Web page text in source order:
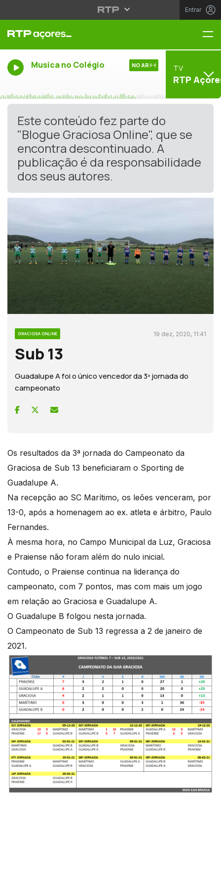
Entrar
Musica no Colégio NO AR TV
RTP
Este conteúdo fez parte do
"Blogue Graciosa Online", que se
encontra descontinuado. A
publicação é da responsabilidade
dos seus autores.
GRACIOSA ONLINE 19 dez, 2020, 11:41
Sub 13
Guadalupe A foi o único vencedor da 3ª jornada do
campeonato
Os resultados da 3ª jornada do Campeonato da
Graciosa de Sub 13 beneficiaram o Sporting de
Guadalupe A.
Na recepção ao SC Marítimo, os leões venceram, por
13-0, após a homenagem ao ex. atleta e árbitro, Paulo
Fernandes.
À mesma hora, no Campo Municipal da Luz, Graciosa
e Praiense não foram além do nulo inicial.
Contudo, o Praiense continua na liderança do
campeonato, com 7 pontos, mas com mais um jogo
em relação ao Graciosa e Guadalupe A.
O Guadalupe B folgou nesta jornada.
O Campeonato de Sub 13 regressa a 2 de janeiro de
2021.